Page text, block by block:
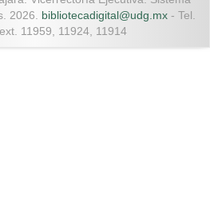
2026. bibliotecadigital@udg.mx - Tel.
11959, 11924, 11914